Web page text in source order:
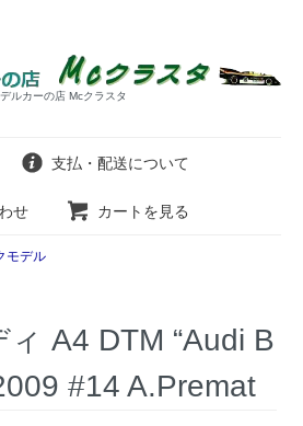
ルカーの店 Mcクラスタ
支払・配送について
せ カートを見る
モデル
A4 DTM “Audi B
#14 A.Premat